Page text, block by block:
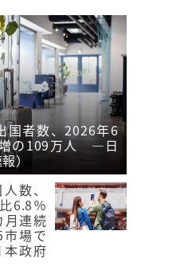
国者数、2026年6
の109万人 ―日
）
数、
6.8％
連続
場で
政府